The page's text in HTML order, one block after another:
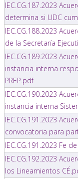
IEC.CG.187.2023
determina si UDC
IEC.CG.188.2023
de la Secretaría
IEC.CG.189.2023
instancia interna
PREP.pdf
IEC.CG.190.2023
instancia interna
IEC.CG.191.2023
convocatoria para
IEC.CG.191.2023 Fe
IEC.CG.192.2023
los Lineamientos